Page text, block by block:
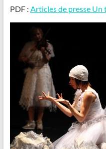
PDF : Articles de presse